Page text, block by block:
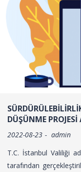
DÜŞÜNME
2022-08-23
admin
T.C. İstanbul Valiliği
tarafından